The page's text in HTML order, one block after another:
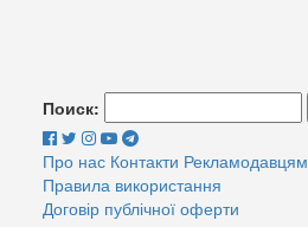
Поиск:
Про нас Контакти Рекламодавцям
Правила використання
Договір публічної оферти